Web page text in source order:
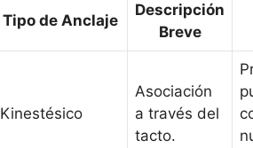
Tipo de Anclaje
Descripción
Breve
Kinestésico
Asociación
a través del
tacto.